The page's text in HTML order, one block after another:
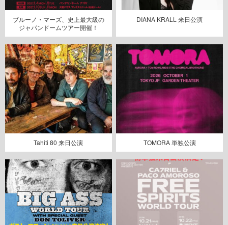
ブルーノ・マーズ、史上最大級の
ジャパンドームツアー開催！
DIANA KRALL 来日公演
Tahiti 80 来日公演 TOMORA 単独公演